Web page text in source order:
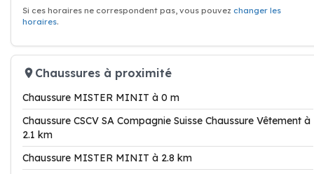
Si ces horaires ne correspondent pas, vous pouvez changer les
horaires.
Chaussures à proximité
Chaussure MISTER MINIT à 0 m
Chaussure CSCV SA Compagnie Suisse Chaussure Vêtement à
2.1 km
Chaussure MISTER MINIT à 2.8 km